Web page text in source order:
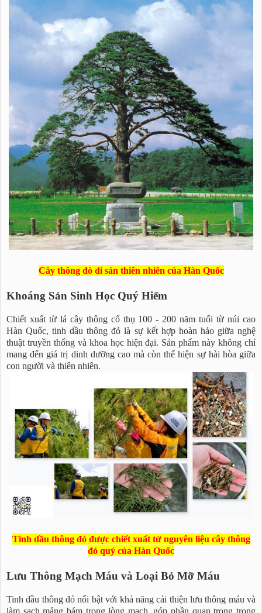
Cây thông đỏ di sản thiên nhiên của Hàn Quốc
Khoáng Sản Sinh Học Quý Hiếm
Chiết xuất từ lá cây thông cổ thụ 100 - 200 năm tuổi từ núi cao
Hàn Quốc, tinh dầu thông đỏ là sự kết hợp hoàn hảo giữa nghệ
thuật truyền thống và khoa học hiện đại. Sản phẩm này không chỉ
mang đến giá trị dinh dưỡng cao mà còn thể hiện sự hài hòa giữa
con người và thiên nhiên.
Tinh dầu thông đỏ được chiết xuất từ nguyên liệu cây thông
đỏ quý của Hàn Quốc
Lưu Thông Mạch Máu và Loại Bỏ Mỡ Máu
Tinh dầu thông đỏ nổi bật với khả năng cải thiện lưu thông máu và